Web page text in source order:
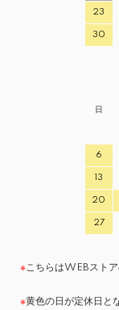
23
30
日
6
13
20
27
※こちらはWEBストア
※黄色の日が定休日と